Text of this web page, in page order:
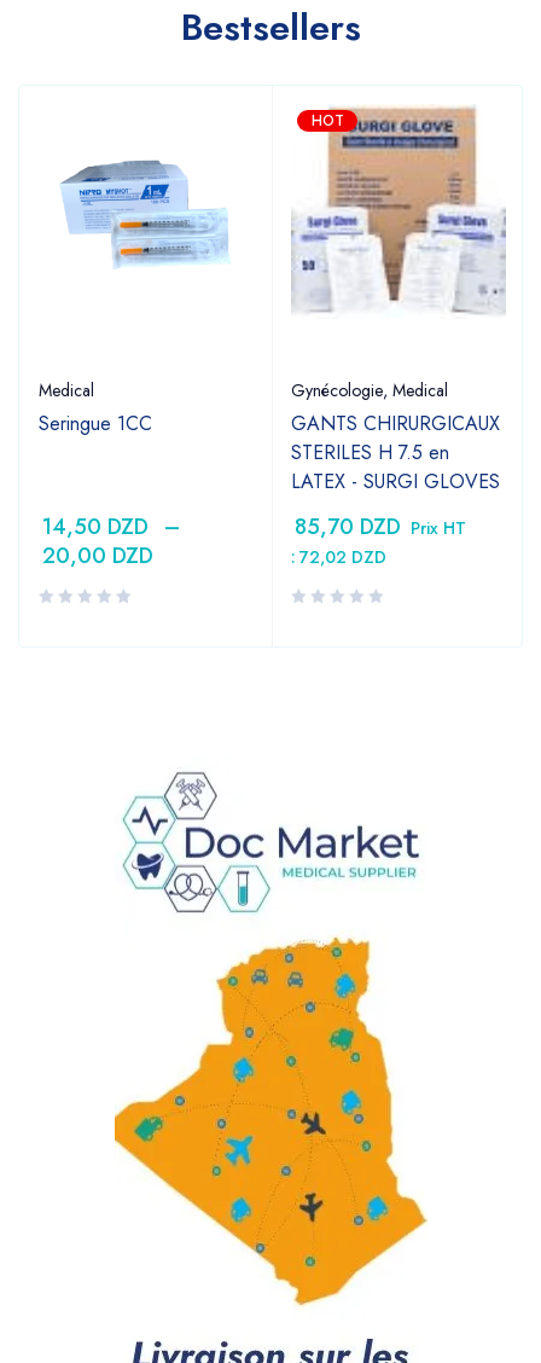
Bestsellers
Medical
Seringue 1CC
14,50 DZD –
20,00 DZD
HOT
Gynécologie, Medical
GANTS CHIRURGICAUX
STERILES H 7.5 en
LATEX - SURGI GLOVES
85,70 DZD Prix HT
: 72,02 DZD